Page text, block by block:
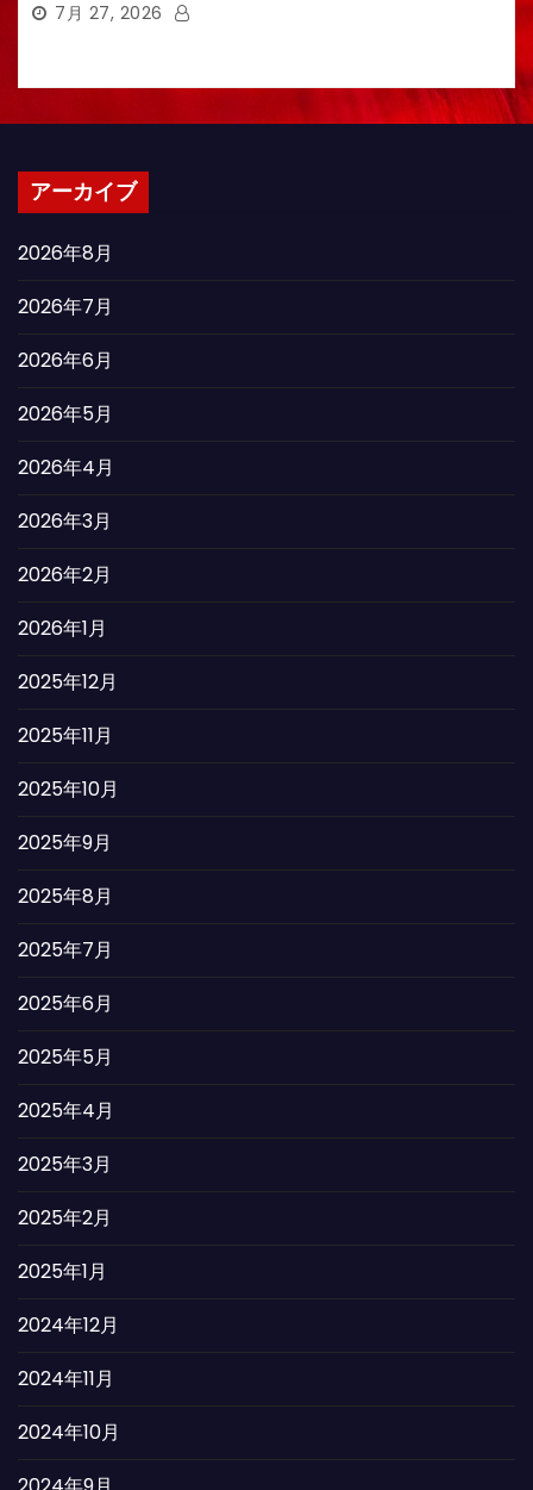
7月 27, 2026
アーカイブ
2026年8月
2026年7月
2026年6月
2026年5月
2026年4月
2026年3月
2026年2月
2026年1月
2025年12月
2025年11月
2025年10月
2025年9月
2025年8月
2025年7月
2025年6月
2025年5月
2025年4月
2025年3月
2025年2月
2025年1月
2024年12月
2024年11月
2024年10月